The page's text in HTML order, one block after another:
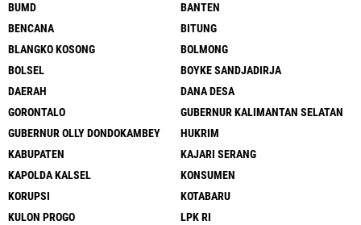
BUMD
BANTEN
BENCANA
BITUNG
BLANGKO KOSONG
BOLMONG
BOLSEL
BOYKE SANDJADIRJA
DAERAH
DANA DESA
GORONTALO
GUBERNUR KALIMANTAN SELATAN
GUBERNUR OLLY DONDOKAMBEY
HUKRIM
KABUPATEN
KAJARI SERANG
KAPOLDA KALSEL
KONSUMEN
KORUPSI
KOTABARU
KULON PROGO
LPK RI